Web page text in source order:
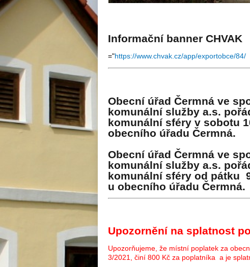
Informační banner CHVAK
="https://www.chvak.cz/app/exportobce/84/
Obecní úřad Čermná ve
komunální služby a.s.
komunální sféry v sobotu
obecního úřadu Čermná.
Obecní úřad Čermná ve
komunální služby a.s.
komunální sféry od pátku
u obecního úřadu Čermná.
Upozornění na splatnost
Upozorňujeme, že místní poplatek za
3/2021, činí 800 Kč za poplatníka a je